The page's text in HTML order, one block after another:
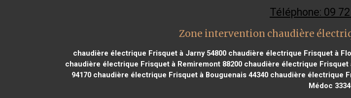
Téléphone: 09
Zone intervention chaudière
chaudière électrique Frisquet à Jarny 54800 chaudière électrique Frisquet à
chaudière électrique Frisquet à Remiremont 88200chaudière électrique Frisquet
94170chaudière électrique Frisquet à Bouguenais 44340chaudière électrique
Médoc